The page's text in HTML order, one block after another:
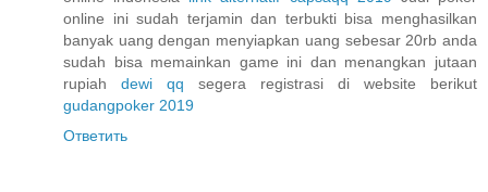
online ini sudah terjamin dan terbukti bisa menghasilkan
banyak uang dengan menyiapkan uang sebesar 20rb anda
sudah bisa memainkan game ini dan menangkan jutaan
rupiah dewi qq segera registrasi di website berikut
gudangpoker 2019
Ответить